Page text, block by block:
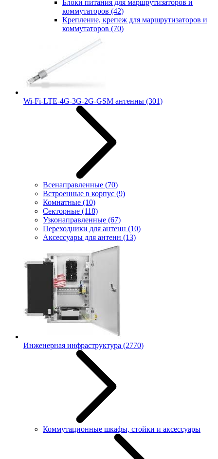
Блоки питания для маршрутизаторов и
коммутаторов (42)
Крепление, крепеж для маршрутизаторов и
коммутаторов (70)
Wi-Fi-LTE-4G-3G-2G-GSM антенны (301)
Всенаправленные (70)
Встроенные в корпус (9)
Комнатные (10)
Секторные (118)
Узконаправленные (67)
Переходники для антенн (10)
Аксессуары для антенн (13)
Инженерная инфраструктура (2770)
Коммутационные шкафы, стойки и аксессуары